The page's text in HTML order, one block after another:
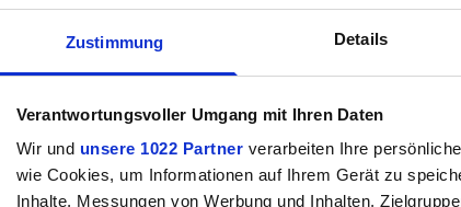
Zustimmung Details
Verantwortungsvoller Umgang mit Ihren Daten
Wir und unsere 1022 Partner verarbeiten Ihre
wie Cookies, um Informationen auf Ihrem Gerät zu
Inhalte, Messungen von Werbung und Inhalten,
GEWINNSPIEL
Gewinne einen
Bis zum 21. August hast
gewinnen. Die